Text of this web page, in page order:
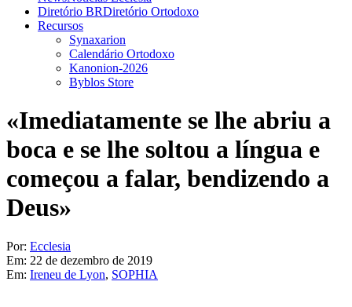
Diretório BRDiretório Ortodoxo
Recursos
Synaxarion
Calendário Ortodoxo
Kanonion-2026
Byblos Store
«Imediatamente se lhe abriu a
boca e se lhe soltou a língua e
começou a falar, bendizendo a
Deus»
Por: Ecclesia
Em: 22 de dezembro de 2019
Em: Ireneu de Lyon, SOPHIA